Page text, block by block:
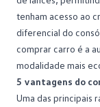
tenham acesso ao
diferencial do
comprar carro é a
modalidade mais
5 vantagens do
Uma das principais